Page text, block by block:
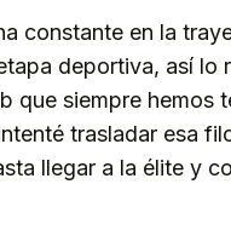
constante en la
deportiva, así lo
que siempre hemos
trasladar esa
llegar a la élite y